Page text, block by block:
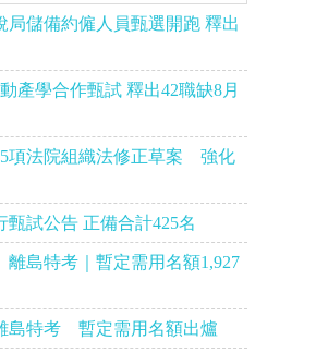
局儲備約僱人員甄選開跑 釋出
產學合作甄試 釋出42職缺8月
項法院組織法修正草案 強化
甄試公告 正備合計425名
離島特考｜暫定需用名額1,927
島特考 暫定需用名額出爐